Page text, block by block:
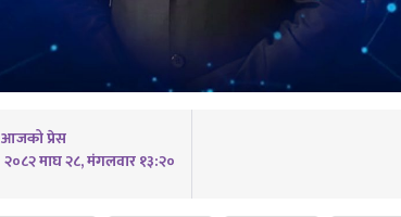
आजको प्रेस
२०८२ माघ २८, मंगलवार १३:२०